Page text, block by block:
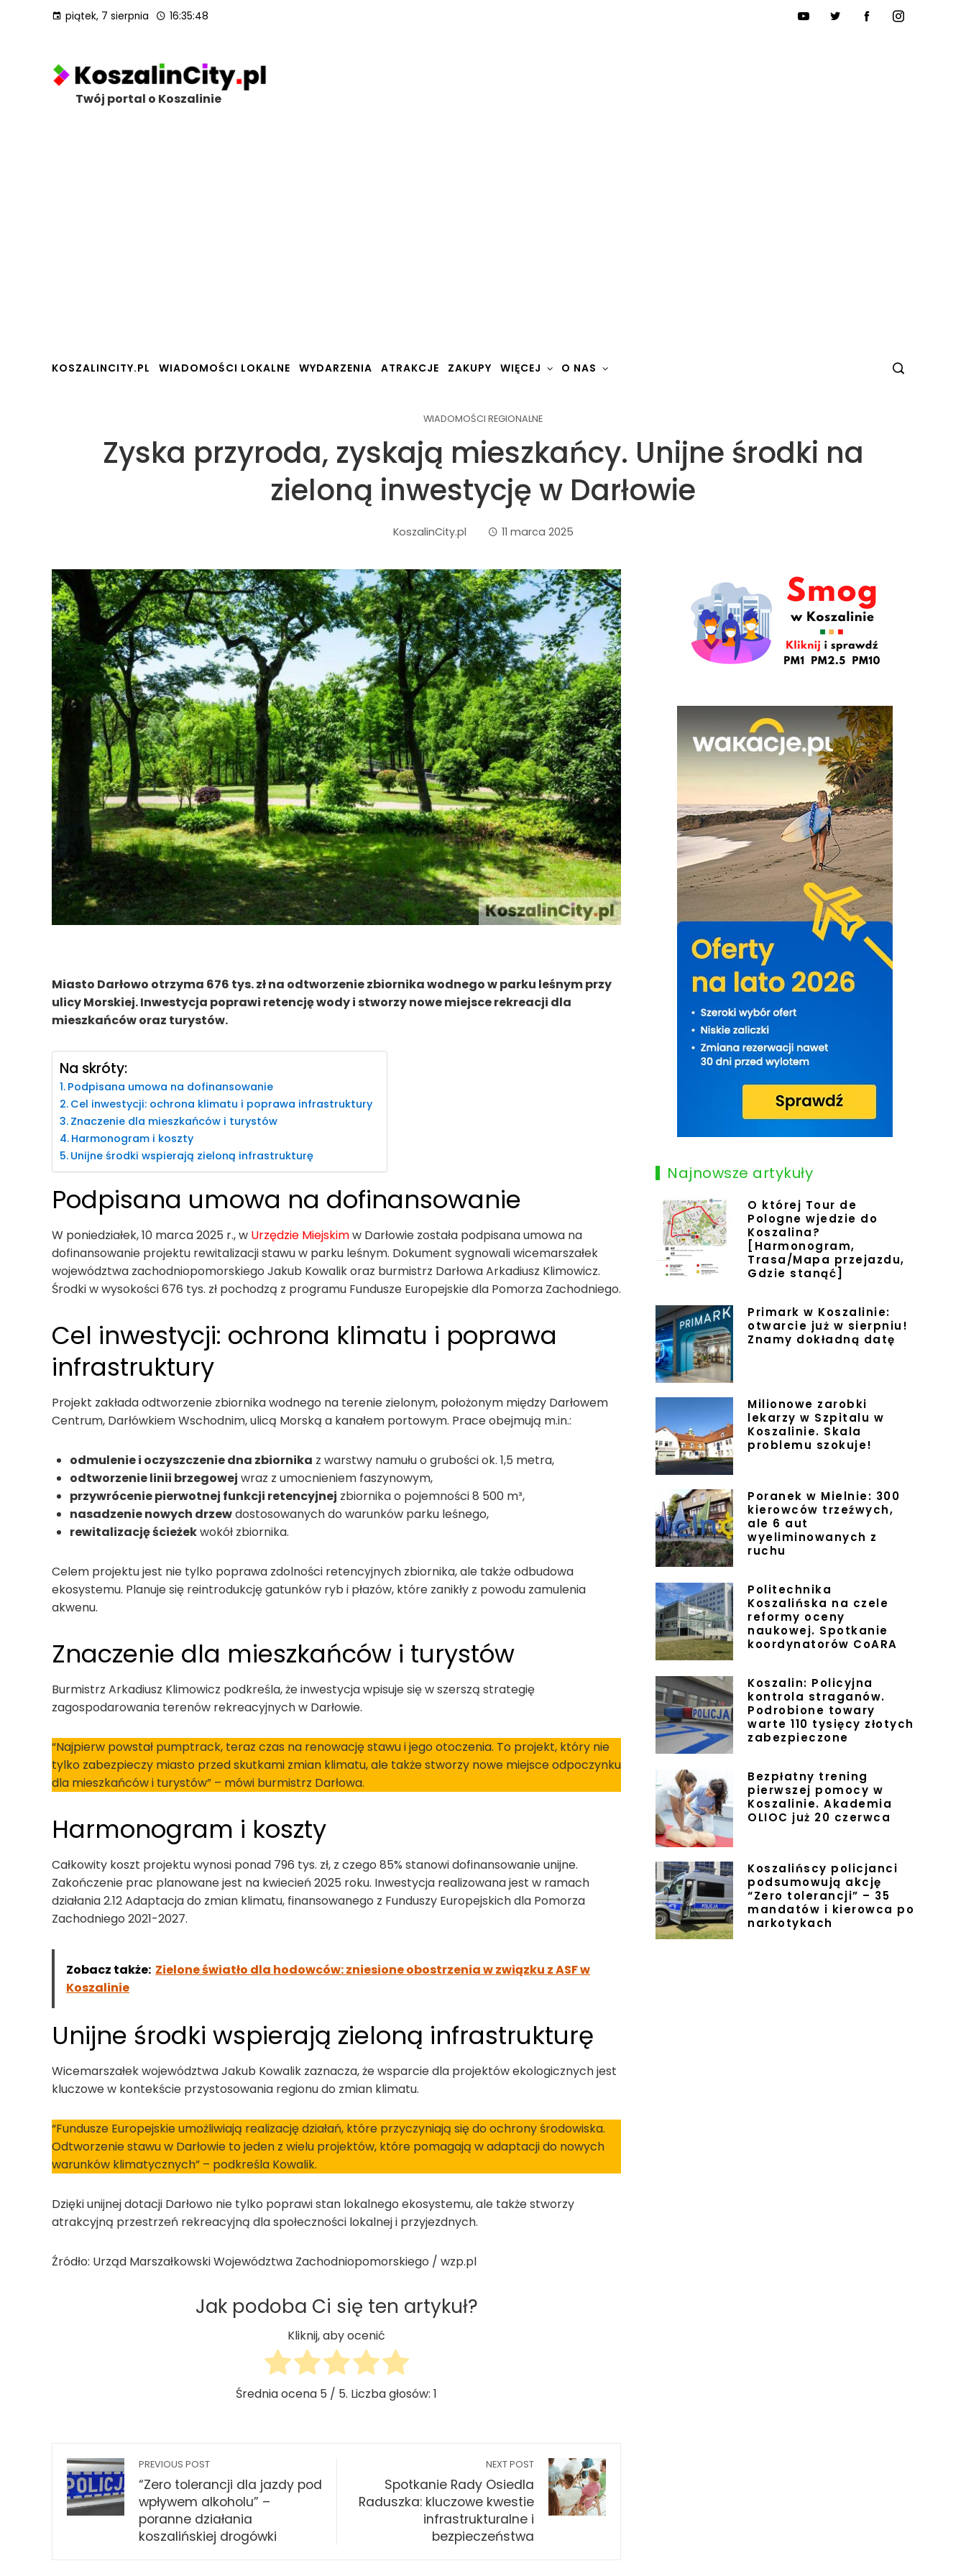
piątek, 7 sierpnia 16:35:49
Twój portal o Koszalinie
KOSZALINCITY.PL WIADOMOŚCI LOKALNE WYDARZENIA ATRAKCJE ZAKUPY WIĘCEJ O NAS
WIADOMOŚCI REGIONALNE
Zyska przyroda, zyskają mieszkańcy. Unijne środki na
zieloną inwestycję w Darłowie
KoszalinCity.pl 11 marca 2025
Miasto Darłowo otrzyma 676 tys. zł na odtworzenie zbiornika wodnego w parku leśnym przy
ulicy Morskiej. Inwestycja poprawi retencję wody i stworzy nowe miejsce rekreacji dla
mieszkańców oraz turystów.
Na skróty:
Podpisana umowa na dofinansowanie
Cel inwestycji: ochrona klimatu i poprawa infrastruktury
Znaczenie dla mieszkańców i turystów
Harmonogram i koszty
Unijne środki wspierają zieloną infrastrukturę
Podpisana umowa na dofinansowanie
W poniedziałek, 10 marca 2025 r., w Urzędzie Miejskimw Darłowie została podpisana umowa na
dofinansowanie projektu rewitalizacji stawu w parku leśnym. Dokument sygnowali wicemarszałek
województwa zachodniopomorskiego Jakub Kowalik oraz burmistrz Darłowa Arkadiusz Klimowicz.
Środki w wysokości 676 tys. zł pochodzą z programu Fundusze Europejskie dla Pomorza Zachodniego.
Cel inwestycji: ochrona klimatu i poprawa
infrastruktury
Projekt zakłada odtworzenie zbiornika wodnego na terenie zielonym, położonym między Darłowem
Centrum, Darłówkiem Wschodnim, ulicą Morską a kanałem portowym. Prace obejmują m.in.:
odmulenie i oczyszczenie dna zbiornika z warstwy namułu o grubości ok. 1,5 metra,
odtworzenie linii brzegowej wraz z umocnieniem faszynowym,
przywrócenie pierwotnej funkcji retencyjnej zbiornika o pojemności 8 500 m³,
nasadzenie nowych drzewdostosowanych do warunków parku leśnego,
rewitalizację ścieżekwokół zbiornika.
Celem projektu jest nie tylko poprawa zdolności retencyjnych zbiornika, ale także odbudowa
ekosystemu. Planuje się reintrodukcję gatunków ryb i płazów, które zanikły z powodu zamulenia
akwenu.
Znaczenie dla mieszkańców i turystów
Burmistrz Arkadiusz Klimowicz podkreśla, że inwestycja wpisuje się w szerszą strategię
zagospodarowania terenów rekreacyjnych w Darłowie.
“Najpierw powstał pumptrack, teraz czas na renowację stawu i jego otoczenia. To projekt, który nie
tylko zabezpieczy miasto przed skutkami zmian klimatu, ale także stworzy nowe miejsce odpoczynku
dla mieszkańców i turystów” – mówi burmistrz Darłowa.
Harmonogram i koszty
Całkowity koszt projektu wynosi ponad 796 tys. zł, z czego 85% stanowi dofinansowanie unijne.
Zakończenie prac planowane jest na kwiecień 2025 roku. Inwestycja realizowana jest w ramach
działania 2.12 Adaptacja do zmian klimatu, finansowanego z Funduszy Europejskich dla Pomorza
Zachodniego 2021-2027.
Zobacz także: Zielone światło dla hodowców: zniesione obostrzenia w związku z ASF w
Koszalinie
Unijne środki wspierają zieloną infrastrukturę
Wicemarszałek województwa Jakub Kowalik zaznacza, że wsparcie dla projektów ekologicznych jest
kluczowe w kontekście przystosowania regionu do zmian klimatu.
“Fundusze Europejskie umożliwiają realizację działań, które przyczyniają się do ochrony środowiska.
Odtworzenie stawu w Darłowie to jeden z wielu projektów, które pomagają w adaptacji do nowych
warunków klimatycznych” – podkreśla Kowalik.
Dzięki unijnej dotacji Darłowo nie tylko poprawi stan lokalnego ekosystemu, ale także stworzy
atrakcyjną przestrzeń rekreacyjną dla społeczności lokalnej i przyjezdnych.
Źródło: Urząd Marszałkowski Województwa Zachodniopomorskiego / wzp.pl
Jak podoba Ci się ten artykuł?
Kliknij, aby ocenić
Średnia ocena 5 / 5. Liczba głosów: 1
PREVIOUS POST
“Zero tolerancji dla jazdy pod
wpływem alkoholu” –
poranne działania
koszalińskiej drogówki
NEXT POST
Spotkanie Rady Osiedla
Raduszka: kluczowe kwestie
infrastrukturalne i
bezpieczeństwa
Najnowsze artykuły
O której Tour de
Pologne wjedzie do
Koszalina?
[Harmonogram,
Trasa/Mapa przejazdu,
Gdzie stanąć]
Primark w Koszalinie:
otwarcie już w sierpniu!
Znamy dokładną datę
Milionowe zarobki
lekarzy w Szpitalu w
Koszalinie. Skala
problemu szokuje!
Poranek w Mielnie: 300
kierowców trzeźwych,
ale 6 aut
wyeliminowanych z
ruchu
Politechnika
Koszalińska na czele
reformy oceny
naukowej. Spotkanie
koordynatorów CoARA
Koszalin: Policyjna
kontrola straganów.
Podrobione towary
warte 110 tysięcy złotych
zabezpieczone
Bezpłatny trening
pierwszej pomocy w
Koszalinie. Akademia
OLIOC już 20 czerwca
Koszalińscy policjanci
podsumowują akcję
“Zero tolerancji” – 35
mandatów i kierowca po
narkotykach